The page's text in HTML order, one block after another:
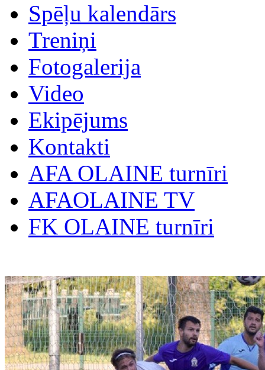
Spēļu kalendārs
Treniņi
Fotogalerija
Video
Ekipējums
Kontakti
AFA OLAINE turnīri
AFAOLAINE TV
FK OLAINE turnīri